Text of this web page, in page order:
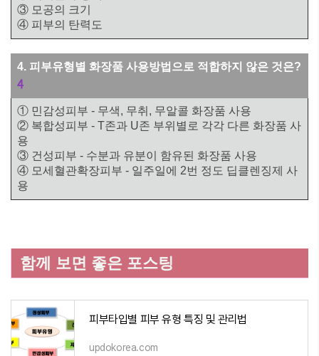
③ 모공의 크기
④ 피부의 탄력도
4. 피부유형별 화장품 사용방법으로 적합하지 않은 것은?
4
① 민감성피부 - 무색, 무취, 무알콜 화장품 사용
② 복합성피부 - T존과 U존 부위별로 각각 다른 화장품 사
용
③ 건성피부 - 수분과 유분이 함유된 화장품 사용
④ 모세혈관확장피부 - 일주일에 2번 정도 딥클렌징제 사
용
함께 보면 좋은 포스팅
피부타입별 피부 유형 특징 및 관리법
updokorea.com